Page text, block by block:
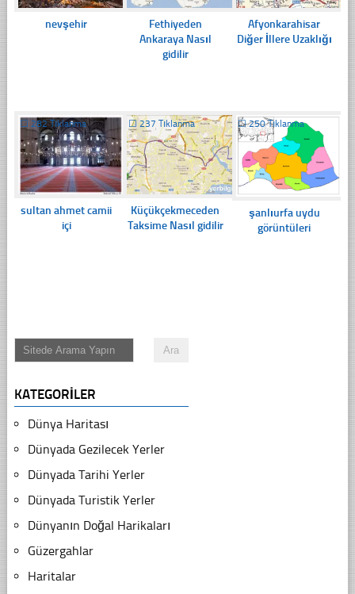
nevşehir
Fethiyeden
Ankaraya Nasıl
gidilir
Afyonkarahisar
Diğer İllere Uzaklığı
☐ 282 Tıklanma
sultan ahmet camii
içi
☐237 Tıklanma
Küçükçekmeceden
Taksime Nasıl gidilir
☐250 Tıklanma
şanlıurfa uydu
görüntüleri
KATEGORILER
Dünya Haritası
Dünyada Gezilecek Yerler
Dünyada Tarihi Yerler
Dünyada Turistik Yerler
Dünyanın Doğal Harikaları
Güzergahlar
Haritalar